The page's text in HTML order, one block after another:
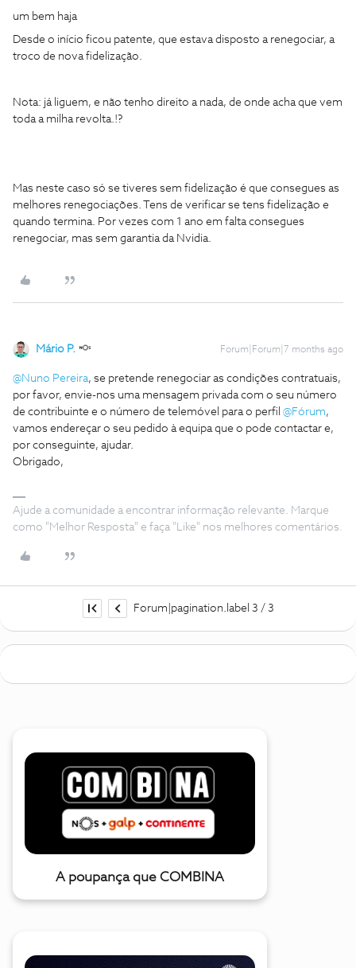
um bem haja
Desde o início ficou patente, que estava disposto a renegociar, a
troco de nova fidelização.
Nota: já liguem, e não tenho direito a nada, de onde acha que vem
toda a milha revolta.!?
Mas neste caso só se tiveres sem fidelização é que consegues as
melhores renegociações. Tens de verificar se tens fidelização e
quando termina. Por vezes com 1 ano em falta consegues
renegociar, mas sem garantia da Nvidia.
Mário P. Forum|Forum|7 months ago
@Nuno Pereira, se pretende renegociar as condições contratuais,
por favor, envie-nos uma mensagem privada com o seu número
de contribuinte e o número de telemóvel para o perfil ​ @Fórum,
vamos endereçar o seu pedido à equipa que o pode contactar e,
por conseguinte, ajudar.
Obrigado,
Ajude a comunidade a encontrar informação relevante. Marque
como "Melhor Resposta" e faça "Like" nos melhores comentários.
Forum|pagination.label 3 / 3
A poupança que COMBINA